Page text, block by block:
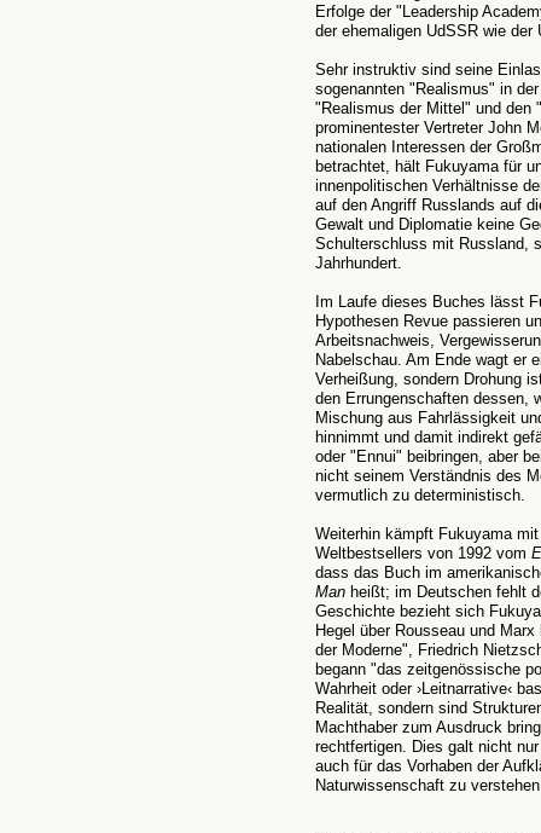
Erfolge der "Leadership
der ehemaligen UdSSR wie der
Sehr instruktiv sind seine
sogenannten "Realismus" in
"Realismus der Mittel" und den
prominentester Vertreter John
nationalen Interessen der
betrachtet, hält Fukuyama für
innenpolitischen Verhältnisse
auf den Angriff Russlands auf
Gewalt und Diplomatie keine
Schulterschluss mit Russland,
Jahrhundert.
Im Laufe dieses Buches lässt
Hypothesen Revue passieren
Arbeitsnachweis,
Nabelschau. Am Ende wagt er
Verheißung, sondern Drohung
den Errungenschaften dessen,
Mischung aus Fahrlässigkeit
hinnimmt und damit indirekt
oder "Ennui" beibringen, aber
nicht seinem Verständnis des
vermutlich zu deterministisch.
Weiterhin kämpft Fukuyama
Weltbestsellers von 1992 vom
dass das Buch im
Man heißt; im Deutschen fehlt
Geschichte bezieht sich
Hegel über Rousseau und
der Moderne", Friedrich
begann "das zeitgenössische
Wahrheit oder ›Leitnarrative‹
Realität, sondern sind
Machthaber zum Ausdruck
rechtfertigen. Dies galt nicht
auch für das Vorhaben der
Naturwissenschaft zu